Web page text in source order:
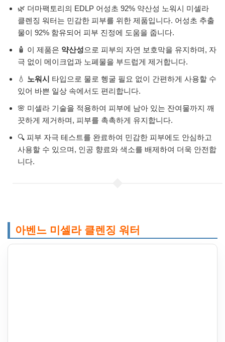
🌿 더마팩토리의 EDLP 어성초 92% 약산성 노워시 미셀라
클렌징 워터는 민감한 피부를 위한 제품입니다. 어성초 추출
물이 92% 함유되어 피부 진정에 도움을 줍니다.
🧴 이 제품은 약산성으로 피부의 자연 보호막을 유지하며, 자
극 없이 메이크업과 노폐물을 부드럽게 제거합니다.
💧 노워시 타입으로 물로 헹굴 필요 없이 간편하게 사용할 수
있어 바쁜 일상 속에서도 편리합니다.
🌸 미셀라 기술을 적용하여 피부에 남아 있는 잔여물까지 깨
끗하게 제거하며, 피부를 촉촉하게 유지합니다.
🔍 피부 자극 테스트를 완료하여 민감한 피부에도 안심하고
사용할 수 있으며, 인공 향료와 색소를 배제하여 더욱 안전합
니다.
아벤느 미셀라 클렌징 워터